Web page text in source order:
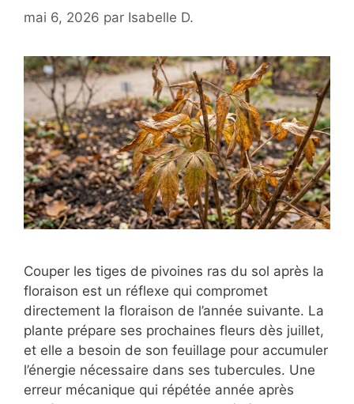
mai 6, 2026 par Isabelle D.
Couper les tiges de pivoines ras du sol après la
floraison est un réflexe qui compromet
directement la floraison de l’année suivante. La
plante prépare ses prochaines fleurs dès juillet,
et elle a besoin de son feuillage pour accumuler
l’énergie nécessaire dans ses tubercules. Une
erreur mécanique qui répétée année après